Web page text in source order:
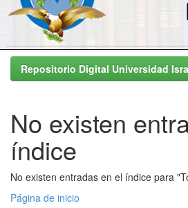
Skip
navigationRepositorio Digital Universidad
No existen
índice
No existen entradas en el índice para
Página de inicio